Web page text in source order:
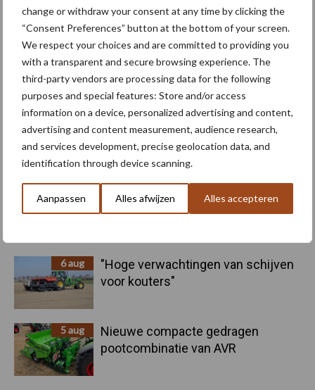
change or withdraw your consent at any time by clicking the
“Consent Preferences” button at the bottom of your screen.
We respect your choices and are committed to providing you
with a transparent and secure browsing experience. The
third-party vendors are processing data for the following
purposes and special features: Store and/or access
information on a device, personalized advertising and content,
advertising and content measurement, audience research,
and services development, precise geolocation data, and
identification through device scanning.
Aanpassen Alles afwijzen Alles accepteren
Primaire
Sidebar
6 aug
"Hoge verwachtingen van schijven
voor kouters"
5 aug
Nieuwe compacte gedragen
pootcombinatie van AVR
Machines Duurzaamheid
Toon meer